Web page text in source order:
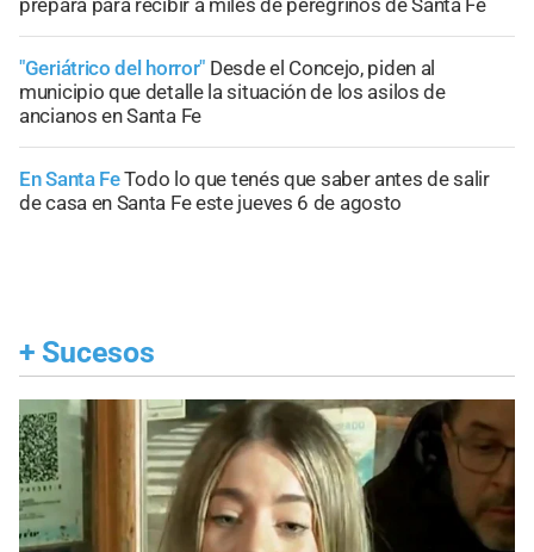
prepara para recibir a miles de peregrinos de Santa Fe
"Geriátrico del horror" Desde el Concejo, piden al
municipio que detalle la situación de los asilos de
ancianos en Santa Fe
En Santa FeTodo lo que tenés que saber antes de salir
de casa en Santa Fe este jueves 6 de agosto
+ Sucesos